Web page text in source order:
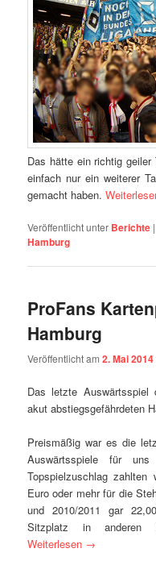
Das hätte ein richtig
einfach nur ein weiterer
gemacht haben.
Veröffentlicht unter Berichte
Hamburg
ProFans
Hamburg
Veröffentlicht am2. Mai 2014
Das letzte Auswärtsspiel
akut abstiegsgefährdeten
Preismäßig war es die
Auswärtsspiele für
Topspielzuschlag
Euro oder mehr für die
und 2010/2011 gar
Sitzplatz in anderen
Weiterlesen →